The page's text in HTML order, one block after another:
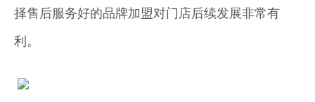
择售后服务好的品牌加盟对门店后续发展非常有
利。